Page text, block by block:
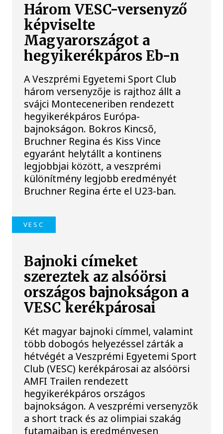
Három VESC-versenyző
képviselte
Magyarországot a
hegyikerékpáros Eb-n
A Veszprémi Egyetemi Sport Club
három versenyzője is rajthoz állt a
svájci Monteceneriben rendezett
hegyikerékpáros Európa-
bajnokságon. Bokros Kincső,
Bruchner Regina és Kiss Vince
egyaránt helytállt a kontinens
legjobbjai között, a veszprémi
különítmény legjobb eredményét
Bruchner Regina érte el U23-ban.
VESC
Bajnoki címeket
szereztek az alsóörsi
országos bajnokságon a
VESC kerékpárosai
Két magyar bajnoki címmel, valamint
több dobogós helyezéssel zárták a
hétvégét a Veszprémi Egyetemi Sport
Club (VESC) kerékpárosai az alsóörsi
AMFI Trailen rendezett
hegyikerékpáros országos
bajnokságon. A veszprémi versenyzők
a short track és az olimpiai szakág
futamaiban is eredményesen